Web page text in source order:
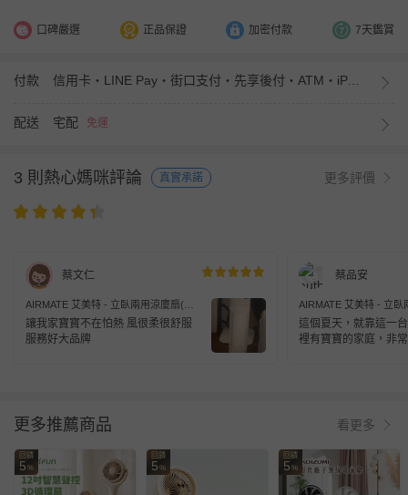
口碑嚴選 正品保證 加密付款 7天鑑賞
付款 信用卡・LINE Pay・街口支付・先享後付・ATM・iPASS MONEY
配送 宅配 免運
3 則熱心媽咪評論 真實承諾 更多評價
蔡文仁
AIRMATE 艾美特 - 立臥兩用涼廈扇(買
就送USB風扇)-FT55R
(580x185x190mm)
讓我家寶寶不在怕熱 風很柔很舒服
服務好大品牌
蔡品安
AIRMATE 艾美特 - 立臥
就送USB風扇)-FT55R
(580x185x190mm)
這個夏天，就靠這一
裡有寶寶的家庭，非
更多推薦商品 看更多
回饋
5 %
回饋
5 %
回饋
5 %